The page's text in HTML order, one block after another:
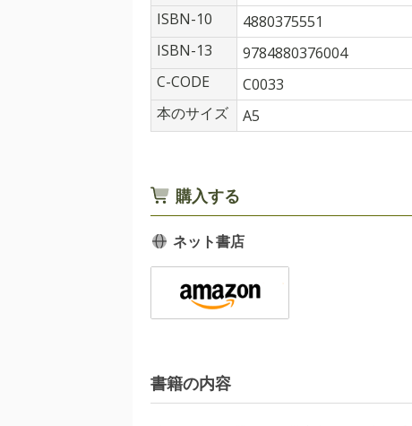
ISBN-10
4880375551
ISBN-13
9784880376004
C-CODE
C0033
本のサイズ
A5
購入する
ネット書店
書籍の内容